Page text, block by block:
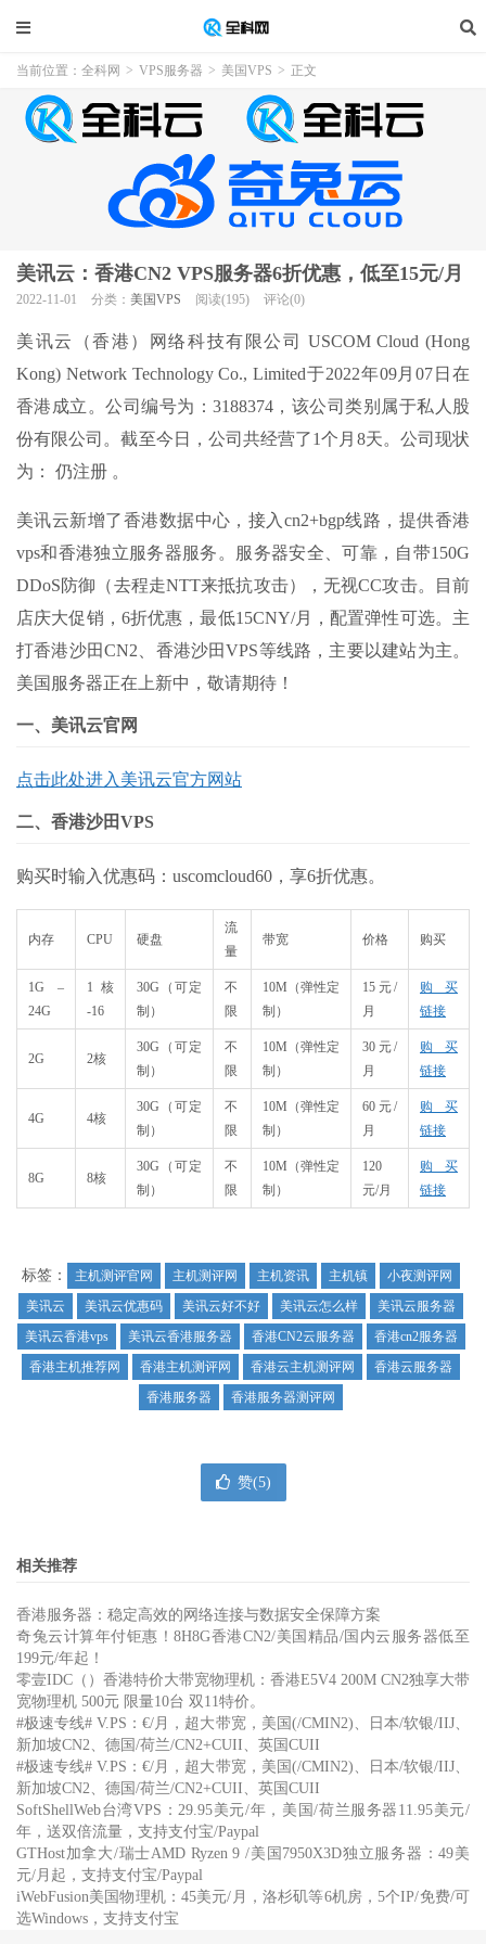
当前位置： 全科网 > VPS服务器 > 美国VPS > 正文
美讯云：香港CN2 VPS服务器6折优惠，低至15元/月
2022-11-01 分类： 美国VPS 阅读(195) 评论(0)
美讯云（香港）网络科技有限公司 USCOM Cloud (Hong
Kong) Network Technology Co., Limited于2022年09月07日在
香港成立。公司编号为：3188374，该公司类别属于私人股
份有限公司。截至今日，公司共经营了1个月8天。公司现状
为： 仍注册 。
美讯云新增了香港数据中心，接入cn2+bgp线路，提供香港
vps和香港独立服务器服务。服务器安全、可靠，自带150G
DDoS防御（去程走NTT来抵抗攻击），无视CC攻击。目前
店庆大促销，6折优惠，最低15CNY/月，配置弹性可选。主
打香港沙田CN2、香港沙田VPS等线路，主要以建站为主。
美国服务器正在上新中，敬请期待！
一、美讯云官网
点击此处进入美讯云官方网站
二、香港沙田VPS
购买时输入优惠码：uscomcloud60，享6折优惠。
内存 CPU 硬盘
流
量
带宽 价格 购买
1G –
24G
1核
-16
30G（可定
制）
不
限
10M（弹性定
制）
15元/
月
购买
链接
2G 2核
30G（可定
制）
不
限
10M（弹性定
制）
30元/
月
购买
链接
4G 4核
30G（可定
制）
不
限
10M（弹性定
制）
60元/
月
购买
链接
8G 8核
30G（可定
制）
不
限
10M（弹性定
制）
120
元/月
购买
链接
标签： 主机测评官网 主机测评网 主机资讯 主机镇
小夜测评网
美讯云
美讯云优惠码 美讯云好不好 美讯云怎么样
美讯云服务器
美讯云香港vps
美讯云香港服务器 香港CN2云服务器
香港cn2服务器
香港主机推荐网
香港主机测评网 香港云主机测评网
香港云服务器
香港服务器
香港服务器测评网
赞(5)
相关推荐
香港服务器：稳定高效的网络连接与数据安全保障方案
奇兔云计算年付钜惠！8H8G香港CN2/美国精品/国内云服务器低至
199元/年起！
零壹IDC（）香港特价大带宽物理机：香港E5V4 200M CN2独享大带
宽物理机 500元 限量10台 双11特价。
#极速专线# V.PS：€/月，超大带宽，美国(/CMIN2)、日本/软银/IIJ、
新加坡CN2、德国/荷兰/CN2+CUII、英国CUII
#极速专线# V.PS：€/月，超大带宽，美国(/CMIN2)、日本/软银/IIJ、
新加坡CN2、德国/荷兰/CN2+CUII、英国CUII
SoftShellWeb台湾VPS：29.95美元/年，美国/荷兰服务器11.95美元/
年，送双倍流量，支持支付宝/Paypal
GTHost加拿大/瑞士AMD Ryzen 9 /美国7950X3D独立服务器：49美
元/月起，支持支付宝/Paypal
iWebFusion美国物理机：45美元/月，洛杉矶等6机房，5个IP/免费/可
选Windows，支持支付宝